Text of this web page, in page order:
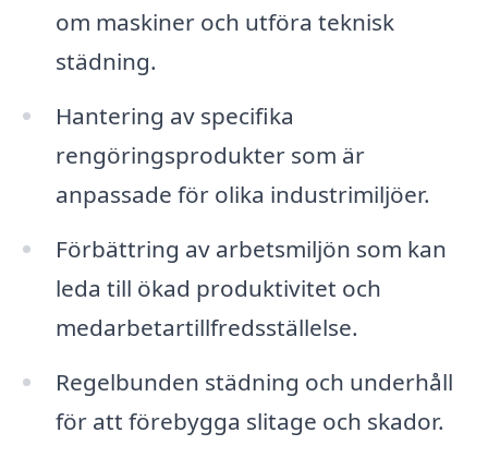
om maskiner och utföra teknisk
städning.
Hantering av specifika
rengöringsprodukter som är
anpassade för olika industrimiljöer.
Förbättring av arbetsmiljön som kan
leda till ökad produktivitet och
medarbetartillfredsställelse.
Regelbunden städning och underhåll
för att förebygga slitage och skador.